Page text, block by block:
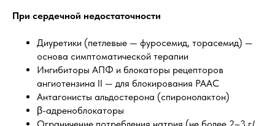
При сердечной недостаточности
Диуретики (петлевые — фуросемид, торасемид) —
основа симптоматической терапии
Ингибиторы АПФ и блокаторы рецепторов
ангиотензина II — для блокирования РААС
Антагонисты альдостерона (спиронолактон)
β-адреноблокаторы